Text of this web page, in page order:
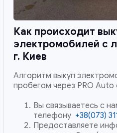
Как происходит
электромобилей с
г. Киев
Алгоритм выкуп
пробегом через PRO
Вы связываетесь с
телефону +38(073)
Предоставляете